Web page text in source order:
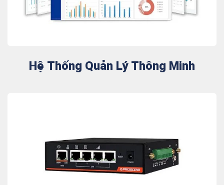
Hệ Thống Quản Lý Thông Minh